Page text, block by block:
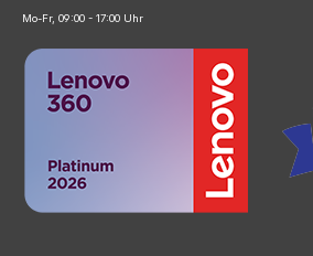
Mo-Fr, 09:00 - 17:00 Uhr